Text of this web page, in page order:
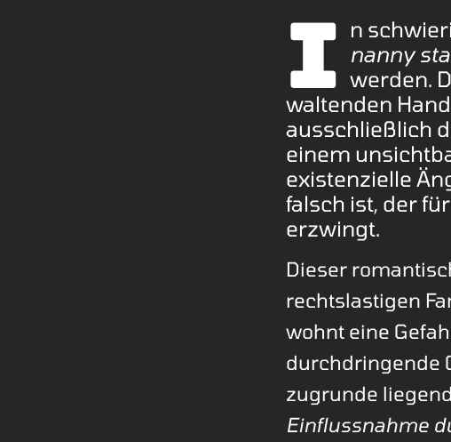
I n
nanny
werden.
waltenden
ausschließlich
einem
existenzielle
falsch ist, der
erzwingt.
Dieser
rechtslastigen
wohnt eine
durchdringende
zugrunde
Einflussnahme